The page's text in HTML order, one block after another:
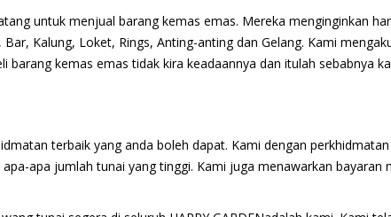
untuk menjual barang kemas emas. Mereka menginginkan
Kalung, Loket, Rings, Anting-anting dan Gelang. Kami
kemas emas tidak kira keadaannya dan itulah sebabnya
terbaik yang anda boleh dapat. Kami dengan
apa jumlah tunai yang tinggi. Kami juga menawarkan bayaran